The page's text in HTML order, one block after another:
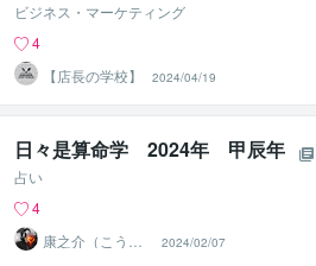
ビジネス・マーケティング
4
【店長の学校】
2024/04/19
日々是算命学 2024年 甲辰年
占い
4
康之介（こうの
すけ）
2024/02/07